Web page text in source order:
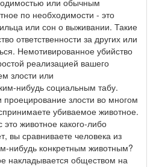
или обычным
по необходимости - это
или сон о выживании. Такие
ответственности за других или
Немотивированное убийство
реализацией вашего
злости или
нибудь социальным табу.
злости во многом
убиваемое животное.
животное какого-либо
вы сравниваете человека из
нибудь конкретным животным?
накладывается обществом на